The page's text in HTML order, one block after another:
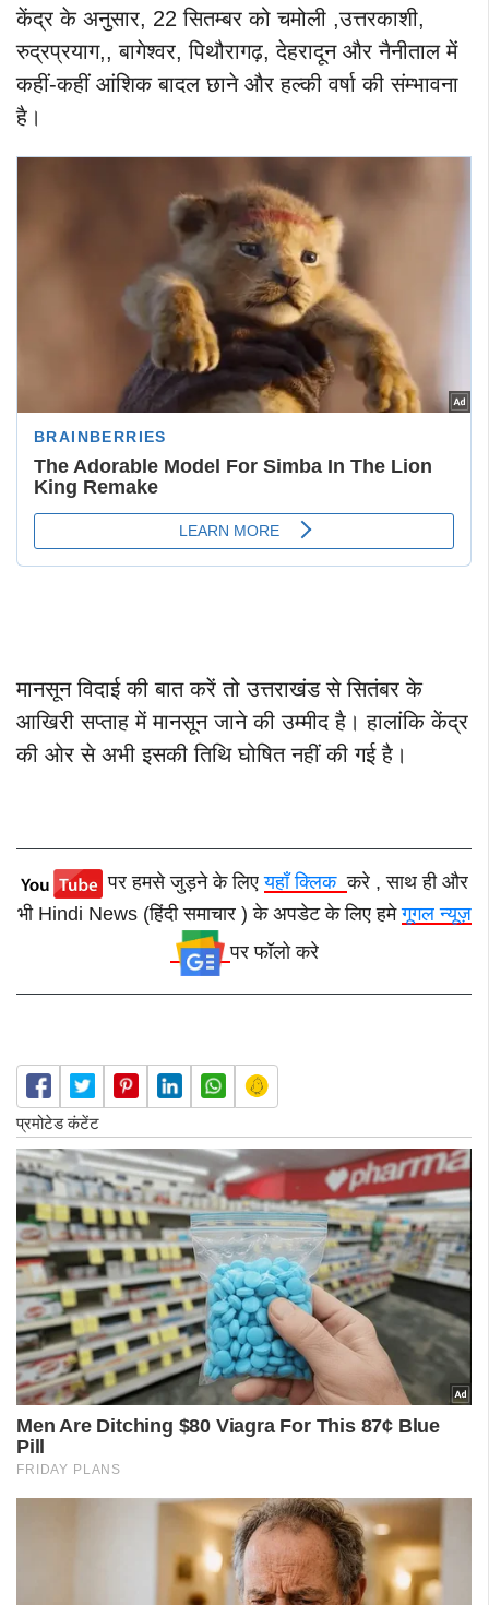
केंद्र के अनुसार, 22 सितम्बर को चमोली ,उत्तरकाशी,
रुद्रप्रयाग,, बागेश्वर, पिथौरागढ़, देहरादून और नैनीताल में
कहीं-कहीं आंशिक बादल छाने और हल्की वर्षा की संम्भावना
है।
मानसून विदाई की बात करें तो उत्तराखंड से सितंबर के
आखिरी सप्ताह में मानसून जाने की उम्मीद है। हालांकि केंद्र
की ओर से अभी इसकी तिथि घोषित नहीं की गई है।
पर हमसे जुड़ने के लिएयहाँ क्लिककरे , साथ ही और
भी Hindi News (हिंदी समाचार ) के अपडेट के लिए हमेगूगल न्यूज़
पर फॉलो करे